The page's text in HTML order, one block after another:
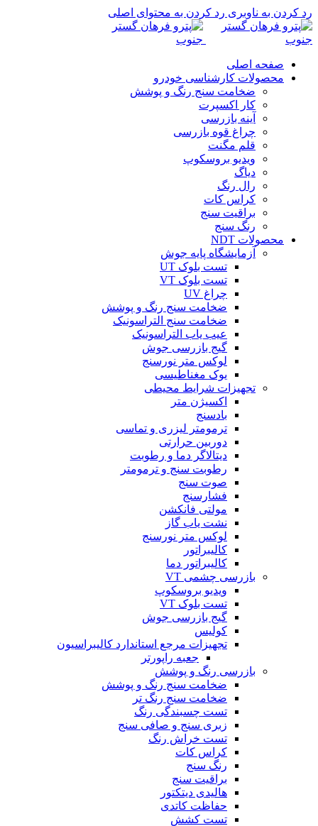
رد کردن به ناوبری رد کردن به محتوای اصلی
صفحه اصلی
محصولات کارشناسی خودرو
ضخامت سنج رنگ و پوشش
کار اکسپرت
آینه بازرسی
چراغ قوه بازرسی
قلم مگنت
ویدیو بروسکوپ
دیاگ
رال رنگ
کراس کات
براقیت سنج
رنگ سنج
محصولات NDT
آزمایشگاه پایه جوش
تست بلوک UT
تست بلوک VT
چراغ UV
ضخامت سنج رنگ و پوشش
ضخامت سنج التراسونیک
عیب یاب التراسونیک
گیج بازرسی جوش
لوکس متر نورسنج
یوک مغناطیسی
تجهیزات شرایط محیطی
اکسیژن متر
بادسنج
ترمومتر لیزری و تماسی
دوربین حرارتی
دیتالاگر دما و رطوبت
رطوبت سنج و ترمومتر
صوت سنج
فشارسنج
مولتی فانکشن
نشت یاب گاز
لوکس متر نورسنج
کالیبراتور
کالیبراتور دما
بازرسی چشمی VT
ویدیو بروسکوپ
تست بلوک VT
گیج بازرسی جوش
کولیس
تجهیزات مرجع استاندارد کالیبراسیون
جعبه راپورتر
بازرسی رنگ و پوشش
ضخامت سنج رنگ و پوشش
ضخامت سنج رنگ تر
تست چسبندگی رنگ
زبری سنج و صافی سنج
تست خراش رنگ
کراس کات
رنگ سنج
براقیت سنج
هالیدی دیتکتور
حفاظت کاتدی
تست کشش